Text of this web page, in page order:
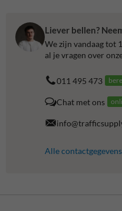
Liever bellen?
We zijn vandaag tot
al je vragen over
011 495 473
Chat met ons
Alle contactgegevens